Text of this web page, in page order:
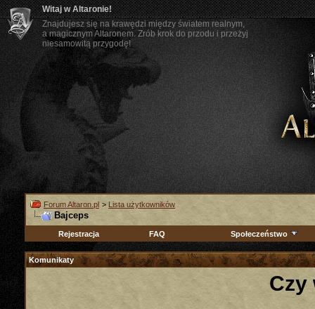
Witaj w Altaronie!
Znajdujesz się na krawędzi między światem realnym,
a magicznym Altaronem. Zrób krok do przodu i przeżyj
niesamowitą przygodę!
Forum Altaron.pl > Lista użytkowników
Bajceps
Rejestracja FAQ Społeczeństwo
Komunikaty
Czy